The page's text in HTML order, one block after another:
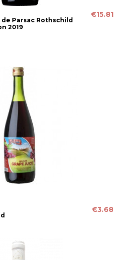
de Parsac Rothschild
2019
€15.81
€3.68